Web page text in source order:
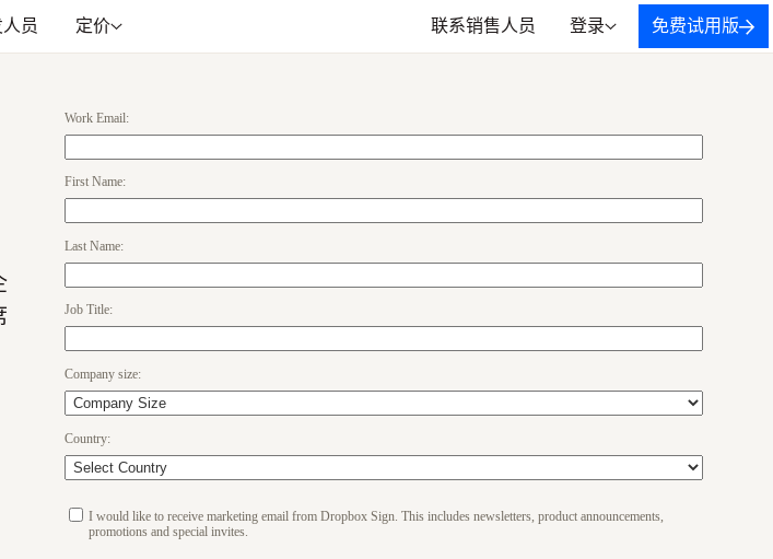
员 定价 联系销售人员 登录 免费试用版
Work Email:
First Name:
Last Name:
Job Title:
Company size:
Country:
I would like to receive marketing email from Dropbox Sign. This includes newsletters, product announcements,
promotions and special invites.